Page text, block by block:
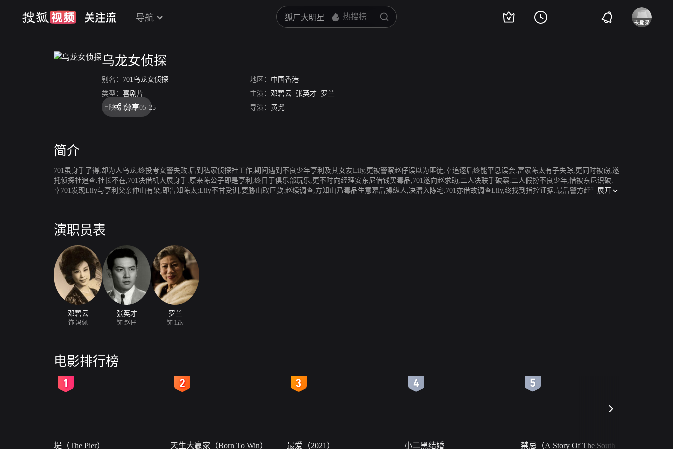
导航
乌龙女侦探
别名： 701乌龙女侦探 地区： 中国香港
类型： 喜剧片 主演： 邓碧云 张英才 罗兰
上映： 1966-05-25 导演： 黄尧
分享
简介
701虽身手了得,却为人乌龙,终投考女警失败.后到私家侦探社工作,期间遇到不良少年亨利及其女友Lily,更被警察赵仔误以为匪徒,幸追逐后终能平息误会.富家陈太有子失踪,更同时被窃,遂
托侦探社追查.社长不在,701决借机大展身手.原来陈公子即是亨利,终日于俱乐部玩乐,更不时向经理安东尼借钱买毒品,701遂向赵求助,二人决联手破案.二人假扮不良少年,惜被东尼识破.
幸701发现Lily与亨利父亲仲山有染,即告知陈太;Lily不甘受训,要胁山取巨款.赵续调查,方知山乃毒品生意幕后操纵人,决潜入陈宅.701亦借故调查Lily,终找到指控证据.最后警方赶至,亨利,
展开
演职员表
邓碧云
饰 冯佩
张英才
饰 赵仔
罗兰
饰 Lily
电影排行榜
堤（The Pier） 天生大赢家（Born To Win） 最爱（2021） 小二黑结婚 禁忌（A Story Of The South